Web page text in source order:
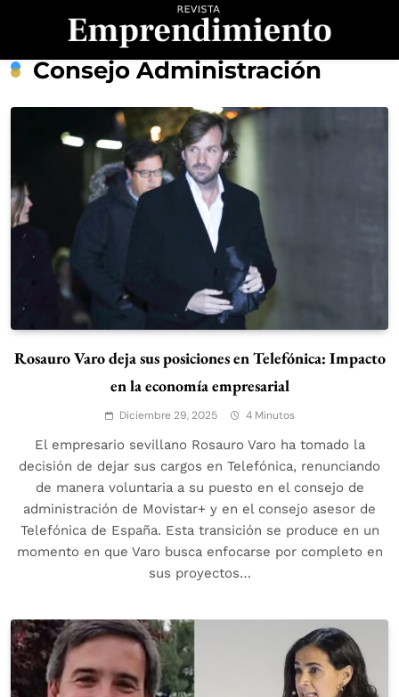
Revista
Emprendimiento
Consejo Administración
Rosauro Varo deja sus posiciones en Telefónica: Impacto
en la economía empresarial
Diciembre 29, 2025 4 Minutos
El empresario sevillano Rosauro Varo ha tomado la
decisión de dejar sus cargos en Telefónica, renunciando
de manera voluntaria a su puesto en el consejo de
administración de Movistar+ y en el consejo asesor de
Telefónica de España. Esta transición se produce en un
momento en que Varo busca enfocarse por completo en
sus proyectos…